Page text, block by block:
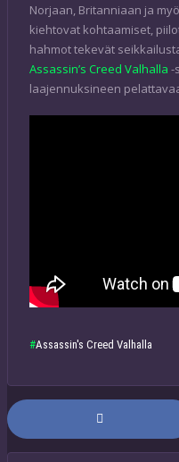
Norjaan, Britanniaan ja
kiehtovat kohtaamiset,
hahmot tekevät
Assassin’s Creed Valhalla -
laajennuksineen
Assassin's Creed Valhalla